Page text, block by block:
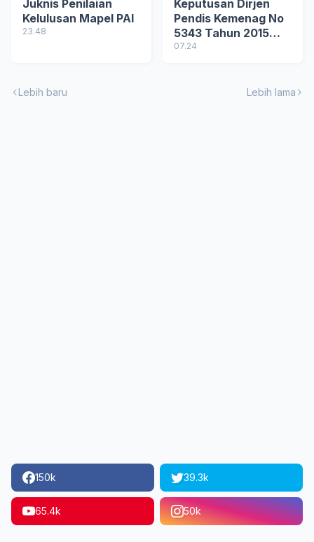
Juknis Penilaian
Kelulusan Mapel PAI
23.48
Keputusan Dirjen
Pendis Kemenag No
5343 Tahun 2015
tentang Juknis
07.24
Lebih baru Lebih lama
150k 39.3k
65.4k 50k